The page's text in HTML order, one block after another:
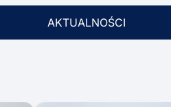
AKTUALNOŚCI